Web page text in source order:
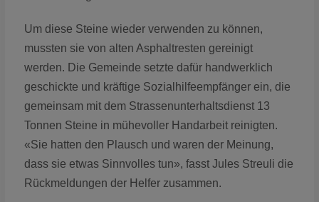
Um diese Steine wieder verwenden zu können,
mussten sie von alten Asphaltresten gereinigt
werden. Die Gemeinde setzte dafür handwerklich
geschickte und kräftige Sozialhilfeempfänger ein, die
gemeinsam mit dem Strassenunterhaltsdienst 13
Tonnen Steine in mühevoller Handarbeit reinigten.
«Sie hatten den Plausch und waren der Meinung,
dass sie etwas Sinnvolles tun», fasst Jules Streuli die
Rückmeldungen der Helfer zusammen.